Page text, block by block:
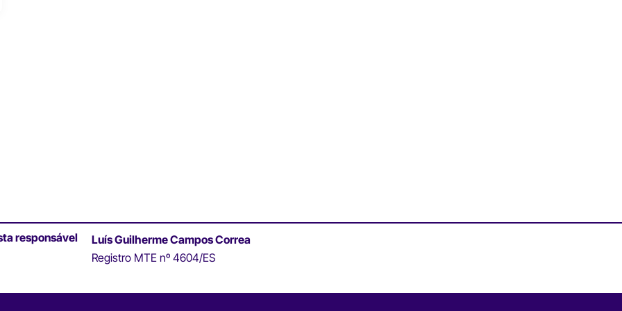
responsável
Luís Guilherme Campos Correa
Registro MTE nº 4604/ES